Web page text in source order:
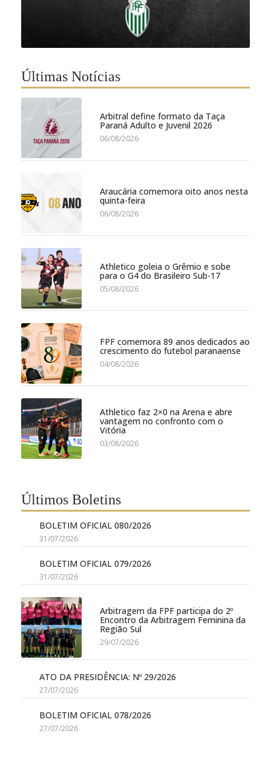
Últimas Notícias
Arbitral define formato da Taça
Paraná Adulto e Juvenil 2026
06/08/2026
Araucária comemora oito anos nesta
quinta-feira
06/08/2026
Athletico goleia o Grêmio e sobe
para o G4 do Brasileiro Sub-17
05/08/2026
FPF comemora 89 anos dedicados ao
crescimento do futebol paranaense
04/08/2026
Athletico faz 2×0 na Arena e abre
vantagem no confronto com o
Vitória
03/08/2026
Últimos Boletins
BOLETIM OFICIAL 080/2026
31/07/2026
BOLETIM OFICIAL 079/2026
31/07/2026
Arbitragem da FPF participa do 2º
Encontro da Arbitragem Feminina da
Região Sul
29/07/2026
ATO DA PRESIDÊNCIA: Nº 29/2026
27/07/2026
BOLETIM OFICIAL 078/2026
27/07/2026